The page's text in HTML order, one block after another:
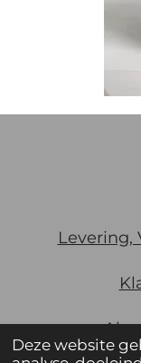
Deze website
Levering,